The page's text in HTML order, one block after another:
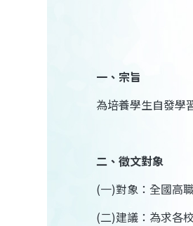
一、宗旨
為培養學生自發學
二、徵文對象
(一)對象：全國高
(二)建議：為求各